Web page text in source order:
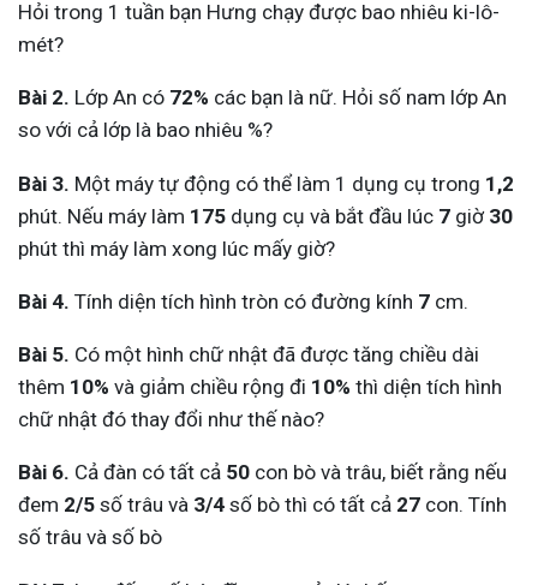
Hỏi trong 1 tuần bạn Hưng chạy được bao nhiêu ki-lô-
mét?
Bài 2. Lớp An có 72% các bạn là nữ. Hỏi số nam lớp An
so với cả lớp là bao nhiêu %?
Bài 3. Một máy tự động có thể làm 1 dụng cụ trong 1,2
phút. Nếu máy làm 175 dụng cụ và bắt đầu lúc 7 giờ 30
phút thì máy làm xong lúc mấy giờ?
Bài 4. Tính diện tích hình tròn có đường kính 7 cm.
Bài 5. Có một hình chữ nhật đã được tăng chiều dài
thêm 10% và giảm chiều rộng đi 10% thì diện tích hình
chữ nhật đó thay đổi như thế nào?
Bài 6. Cả đàn có tất cả 50 con bò và trâu, biết rằng nếu
đem 2/5 số trâu và 3/4 số bò thì có tất cả 27 con. Tính
số trâu và số bò